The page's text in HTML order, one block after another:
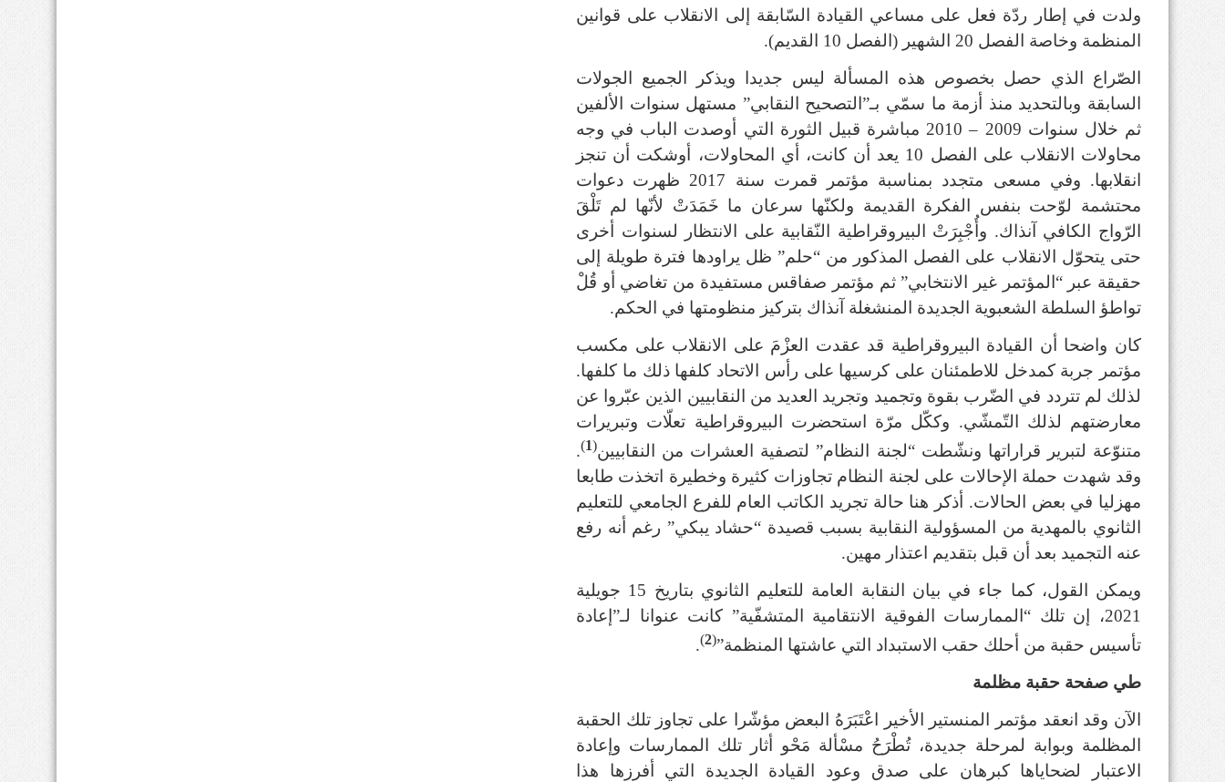
ولدت في إطار ردّة فعل على مساعي القيادة السّابقة إلى الانقلاب على قوانين
المنظمة وخاصة الفصل 20 الشهير (الفصل 10 القديم).
الصّراع الذي حصل بخصوص هذه المسألة ليس جديدا ويذكر الجميع الجولات
السابقة وبالتحديد منذ أزمة ما سمّي بـ”التصحيح النقابي” مستهل سنوات الألفين
ثم خلال سنوات 2009 – 2010 مباشرة قبيل الثورة التي أوصدت الباب في وجه
محاولات الانقلاب على الفصل 10 يعد أن كانت، أي المحاولات، أوشكت أن تنجز
انقلابها. وفي مسعى متجدد بمناسبة مؤتمر قمرت سنة 2017 ظهرت دعوات
محتشمة لوّحت بنفس الفكرة القديمة ولكنّها سرعان ما خَمَدَتْ لأنّها لم تَلْقَ
الرّواج الكافي آنذاك. وأُجْبِرَتْ البيروقراطية النّقابية على الانتظار لسنوات أخرى
حتى يتحوّل الانقلاب على الفصل المذكور من “حلم” ظل يراودها فترة طويلة إلى
حقيقة عبر “المؤتمر غير الانتخابي” ثم مؤتمر صفاقس مستفيدة من تغاضي أو قُلْ
تواطؤ السلطة الشعبوية الجديدة المنشغلة آنذاك بتركيز منظومتها في الحكم.
كان واضحا أن القيادة البيروقراطية قد عقدت العزْمَ على الانقلاب على مكسب
مؤتمر جربة كمدخل للاطمئنان على كرسيها على رأس الاتحاد كلفها ذلك ما كلفها.
لذلك لم تتردد في الضّرب بقوة وتجميد وتجريد العديد من النقابيين الذين عبّروا عن
معارضتهم لذلك التّمشّي. وككّل مرّة استحضرت البيروقراطية تعلّات وتبريرات
متنوّعة لتبرير قراراتها ونشّطت “لجنة النظام” لتصفية العشرات من النقابيين(
1
)
.
وقد شهدت حملة الإحالات على لجنة النظام تجاوزات كثيرة وخطيرة اتخذت طابعا
مهزليا في بعض الحالات. أذكر هنا حالة تجريد الكاتب العام للفرع الجامعي للتعليم
الثانوي بالمهدية من المسؤولية النقابية بسبب قصيدة “حشاد يبكي” رغم أنه رفع
عنه التجميد بعد أن قبل بتقديم اعتذار مهين.
ويمكن القول، كما جاء في بيان النقابة العامة للتعليم الثانوي بتاريخ 15 جويلية
2021، إن تلك “الممارسات الفوقية الانتقامية المتشفّية” كانت عنوانا لـ”إعادة
تأسيس حقبة من أحلك حقب الاستبداد التي عاشتها المنظمة”(
2
)
.
طي صفحة حقبة مظلمة
الآن وقد انعقد مؤتمر المنستير الأخير اعْتَبَرَهُ البعض مؤشّرا على تجاوز تلك الحقبة
المظلمة وبوابة لمرحلة جديدة، تُطْرَحُ مسْألة مَحْو أثار تلك الممارسات وإعادة
الاعتبار لضحاياها كبرهان على صدق وعود القيادة الجديدة التي أفرزها هذا